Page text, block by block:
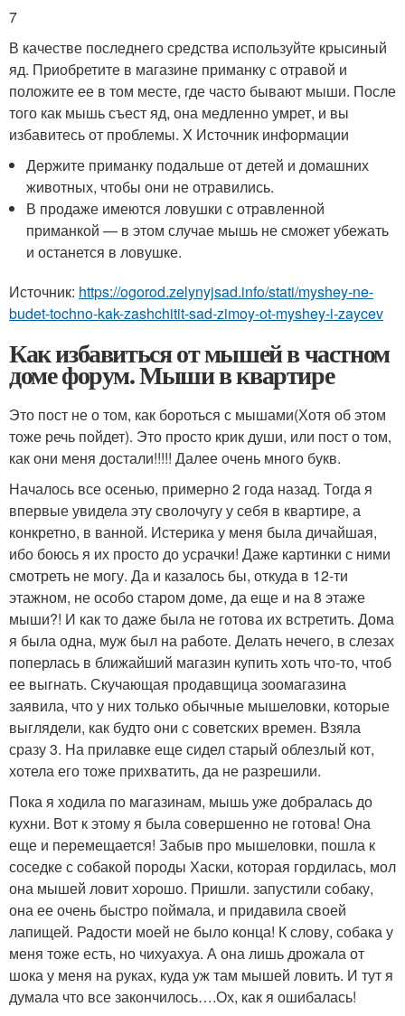
7
В качестве последнего средства используйте крысиный
яд. Приобретите в магазине приманку с отравой и
положите ее в том месте, где часто бывают мыши. После
того как мышь съест яд, она медленно умрет, и вы
избавитесь от проблемы. X Источник информации
Держите приманку подальше от детей и домашних
животных, чтобы они не отравились.
В продаже имеются ловушки с отравленной
приманкой — в этом случае мышь не сможет убежать
и останется в ловушке.
Источник: https://ogorod.zelynyjsad.info/stati/myshey-ne-
budet-tochno-kak-zashchitit-sad-zimoy-ot-myshey-i-zaycev
Как избавиться от мышей в частном
доме форум. Мыши в квартире
Это пост не о том, как бороться с мышами(Хотя об этом
тоже речь пойдет). Это просто крик души, или пост о том,
как они меня достали!!!!! Далее очень много букв.
Началось все осенью, примерно 2 года назад. Тогда я
впервые увидела эту сволочугу у себя в квартире, а
конкретно, в ванной. Истерика у меня была дичайшая,
ибо боюсь я их просто до усрачки! Даже картинки с ними
смотреть не могу. Да и казалось бы, откуда в 12-ти
этажном, не особо старом доме, да еще и на 8 этаже
мыши?! И как то даже была не готова их встретить. Дома
я была одна, муж был на работе. Делать нечего, в слезах
поперлась в ближайший магазин купить хоть что-то, чтоб
ее выгнать. Скучающая продавщица зоомагазина
заявила, что у них только обычные мышеловки, которые
выглядели, как будто они с советских времен. Взяла
сразу 3. На прилавке еще сидел старый облезлый кот,
хотела его тоже прихватить, да не разрешили.
Пока я ходила по магазинам, мышь уже добралась до
кухни. Вот к этому я была совершенно не готова! Она
еще и перемещается! Забыв про мышеловки, пошла к
соседке с собакой породы Хаски, которая гордилась, мол
она мышей ловит хорошо. Пришли. запустили собаку,
она ее очень быстро поймала, и придавила своей
лапищей. Радости моей не было конца! К слову, собака у
меня тоже есть, но чихуахуа. А она лишь дрожала от
шока у меня на руках, куда уж там мышей ловить. И тут я
думала что все закончилось….Ох, как я ошибалась!